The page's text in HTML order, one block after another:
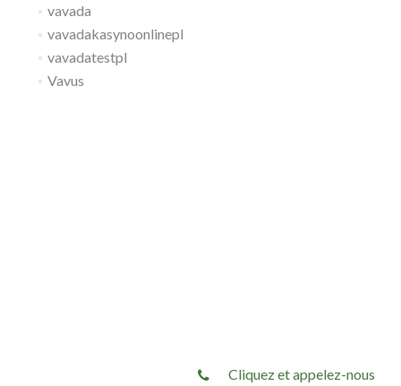
vavada
vavadakasynoonlinepl
vavadatestpl
Vavus
Cliquez et appelez-nous